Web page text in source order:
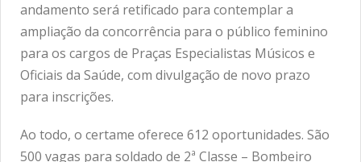
andamento será retificado para contemplar a
ampliação da concorrência para o público feminino
para os cargos de Praças Especialistas Músicos e
Oficiais da Saúde, com divulgação de novo prazo
para inscrições.
Ao todo, o certame oferece 612 oportunidades. São
500 vagas para soldado de 2ª Classe – Bombeiro